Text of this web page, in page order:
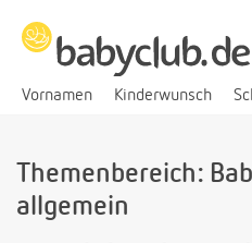
Vornamen Kinderwunsch
Themenbereich:
allgemein